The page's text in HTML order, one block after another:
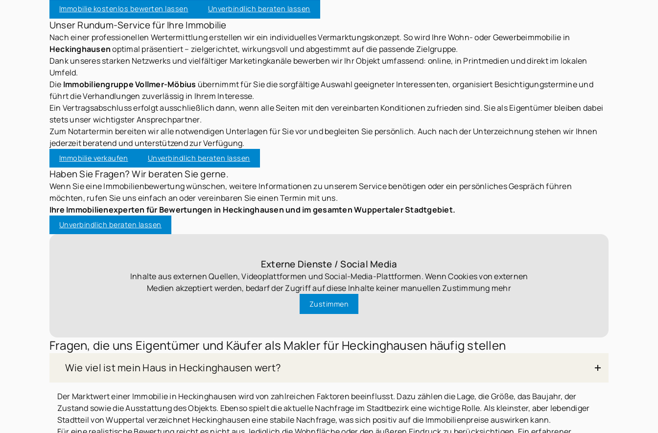
Immobilie kostenlos bewerten lassen Unverbindlich beraten lassen
Unser Rundum-Service für Ihre Immobilie
Nach einer professionellen Wertermittlung erstellen wir ein individuelles Vermarktungskonzept. So wird Ihre Wohn- oder Gewerbeimmobilie in
Heckinghausenoptimal präsentiert – zielgerichtet, wirkungsvoll und abgestimmt auf die passende Zielgruppe.
Dank unseres starken Netzwerks und vielfältiger Marketingkanäle bewerben wir Ihr Objekt umfassend: online, in Printmedien und direkt im lokalen
Umfeld.
Die Immobiliengruppe Vollmer-Möbius übernimmt für Sie die sorgfältige Auswahl geeigneter Interessenten, organisiert Besichtigungstermine und
führt die Verhandlungen zuverlässig in Ihrem Interesse.
Ein Vertragsabschluss erfolgt ausschließlich dann, wenn alle Seiten mit den vereinbarten Konditionen zufrieden sind. Sie als Eigentümer bleiben dabei
stets unser wichtigster Ansprechpartner.
Zum Notartermin bereiten wir alle notwendigen Unterlagen für Sie vor und begleiten Sie persönlich. Auch nach der Unterzeichnung stehen wir Ihnen
jederzeit beratend und unterstützend zur Verfügung.
Immobilie verkaufen Unverbindlich beraten lassen
Haben Sie Fragen? Wir beraten Sie gerne.
Wenn Sie eine Immobilienbewertung wünschen, weitere Informationen zu unserem Service benötigen oder ein persönliches Gespräch führen
möchten, rufen Sie uns einfach an oder vereinbaren Sie einen Termin mit uns.
Ihre Immobilienexperten für Bewertungen in Heckinghausen und im gesamten Wuppertaler Stadtgebiet.
Unverbindlich beraten lassen
Externe Dienste / Social Media
Inhalte aus externen Quellen, Videoplattformen und Social-Media-Plattformen. Wenn Cookies von externen
Medien akzeptiert werden, bedarf der Zugriff auf diese Inhalte keiner manuellen Zustimmung mehr
Zustimmen
Fragen, die uns Eigentümer und Käufer als Makler für Heckinghausen häufig stellen
Wie viel ist mein Haus in Heckinghausen wert?
Der Marktwert einer Immobilie in Heckinghausen wird von zahlreichen Faktoren beeinflusst. Dazu zählen die Lage, die Größe, das Baujahr, der
Zustand sowie die Ausstattung des Objekts. Ebenso spielt die aktuelle Nachfrage im Stadtbezirk eine wichtige Rolle. Als kleinster, aber lebendiger
Stadtteil von Wuppertal verzeichnet Heckinghausen eine stabile Nachfrage, was sich positiv auf die Immobilienpreise auswirken kann.